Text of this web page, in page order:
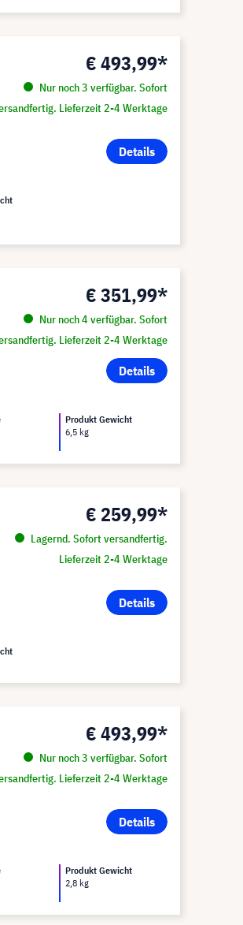
€ 493,99*
Nur noch 3 verfügbar. Sofort
Lieferzeit 2-4 Werktage
Details
€ 351,99*
Nur noch 4 verfügbar. Sofort
Lieferzeit 2-4 Werktage
Details
Produkt Gewicht
6,5 kg
€ 259,99*
Lagernd. Sofort versandfertig.
Lieferzeit 2-4 Werktage
Details
€ 493,99*
Nur noch 3 verfügbar. Sofort
Lieferzeit 2-4 Werktage
Details
Produkt Gewicht
2,8 kg